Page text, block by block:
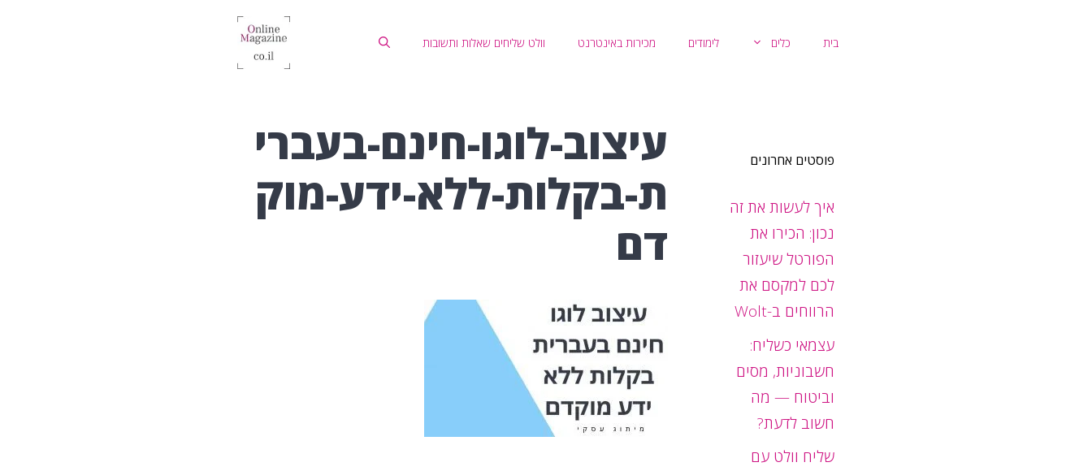
בית כלים לימודים מכירות באינטרנט וולט שליחים שאלות ותשובות
עיצוב-לוגו-חינם-בעברי
ת-בקלות-ללא-ידע-מוק
דם
פוסטים אחרונים
איך לעשות את זה
נכון: הכירו את
הפורטל שיעזור
לכם למקסם את
הרווחים ב-Wolt
עצמאי כשליח:
חשבוניות, מסים
וביטוח — מה
חשוב לדעת?
שליח וולט עם